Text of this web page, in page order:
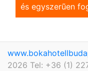
és egyszerũen
2026 Tel: +36 (1)